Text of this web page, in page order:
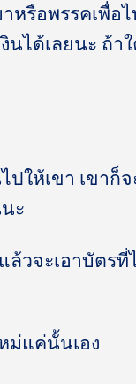
รือพรรคเพื่อไ
ได้เลยนะ ถ้า
ให้เขา เขาก็จ
ะ
ล้วจะเอาบัตรที่
ม่แค่นั้นเอง